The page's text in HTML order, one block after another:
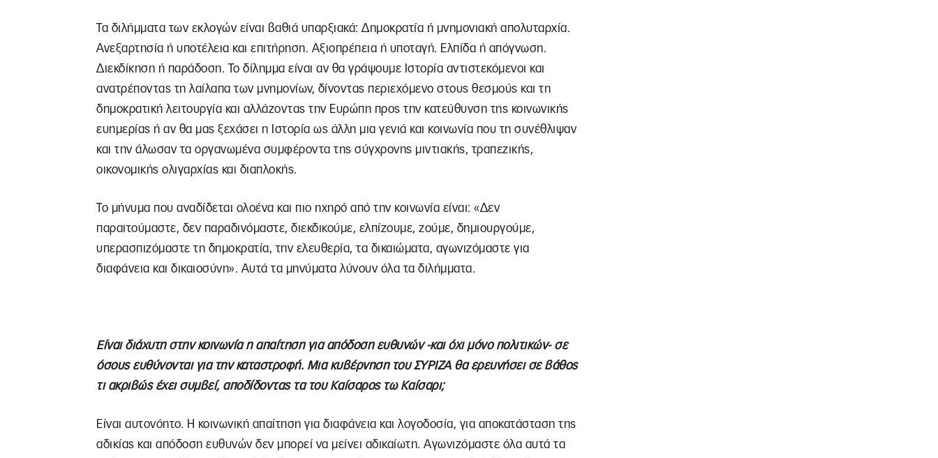
Τα διλήμματα των εκλογών είναι βαθιά υπαρξιακά: Δημοκρατία ή μνημονιακή απολυταρχία.
Ανεξαρτησία ή υποτέλεια και επιτήρηση. Αξιοπρέπεια ή υποταγή. Ελπίδα ή απόγνωση.
Διεκδίκηση ή παράδοση. Το δίλημμα είναι αν θα γράψουμε Ιστορία αντιστεκόμενοι και
ανατρέποντας τη λαίλαπα των μνημονίων, δίνοντας περιεχόμενο στους θεσμούς και τη
δημοκρατική λειτουργία και αλλάζοντας την Ευρώπη προς την κατεύθυνση της κοινωνικής
ευημερίας ή αν θα μας ξεχάσει η Ιστορία ως άλλη μια γενιά και κοινωνία που τη συνέθλιψαν
και την άλωσαν τα οργανωμένα συμφέροντα της σύγχρονης μιντιακής, τραπεζικής,
οικονομικής ολιγαρχίας και διαπλοκής.
Το μήνυμα που αναδίδεται ολοένα και πιο ηχηρό από την κοινωνία είναι: «Δεν
παραιτούμαστε, δεν παραδινόμαστε, διεκδικούμε, ελπίζουμε, ζούμε, δημιουργούμε,
υπερασπιζόμαστε τη δημοκρατία, την ελευθερία, τα δικαιώματα, αγωνιζόμαστε για
διαφάνεια και δικαιοσύνη». Αυτά τα μηνύματα λύνουν όλα τα διλήμματα.
Είναι διάχυτη στην κοινωνία η απαίτηση για απόδοση ευθυνών -και όχι μόνο πολιτικών- σε
όσους ευθύνονται για την καταστροφή. Μια κυβέρνηση του ΣΥΡΙΖΑ θα ερευνήσει σε βάθος
τι ακριβώς έχει συμβεί, αποδίδοντας τα του Καίσαρος τω Καίσαρι;
Είναι αυτονόητο. Η κοινωνική απαίτηση για διαφάνεια και λογοδοσία, για αποκατάσταση της
αδικίας και απόδοση ευθυνών δεν μπορεί να μείνει αδικαίωτη. Αγωνιζόμαστε όλα αυτά τα